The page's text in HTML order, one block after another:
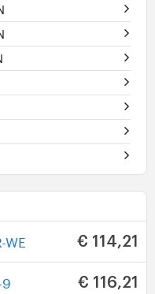
WE € 114,21
€ 116,21